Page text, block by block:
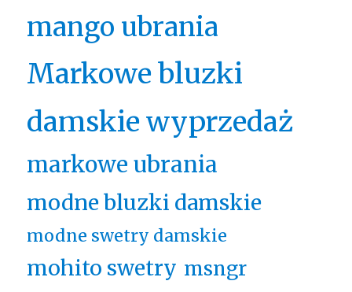
mango ubrania
Markowe bluzki
damskie wyprzedaż
markowe ubrania
modne bluzki damskie
modne swetry damskie
mohito swetry msngr